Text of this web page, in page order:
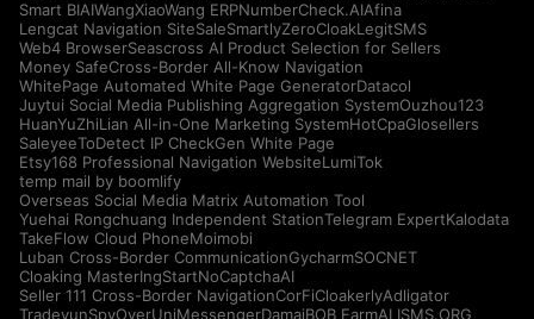
Smart BIAIWangXiaoWang ERPNumberCheck.AIAfina
Lengcat Navigation SiteSaleSmartlyZeroCloakLegitSMS
Web4 BrowserSeascross AI Product Selection for Sellers
Money SafeCross-Border All-Know Navigation
WhitePage Automated White Page GeneratorDatacol
Juytui Social Media Publishing Aggregation SystemOuzhou123
HuanYuZhiLian All-in-One Marketing SystemHotCpaGlosellers
SaleyeeToDetect IP CheckGen White Page
Etsy168 Professional Navigation WebsiteLumiTok
temp mail by boomlify
Overseas Social Media Matrix Automation Tool
Yuehai Rongchuang Independent StationTelegram ExpertKalodata
TakeFlow Cloud PhoneMoimobi
Luban Cross-Border CommunicationGycharmSOCNET
Cloaking MasterIngStartNoCaptchaAI
Seller 111 Cross-Border NavigationCorFiCloakerlyAdligator
TradeyunSpyOverUniMessengerDamaiBOB FarmALISMS.ORG